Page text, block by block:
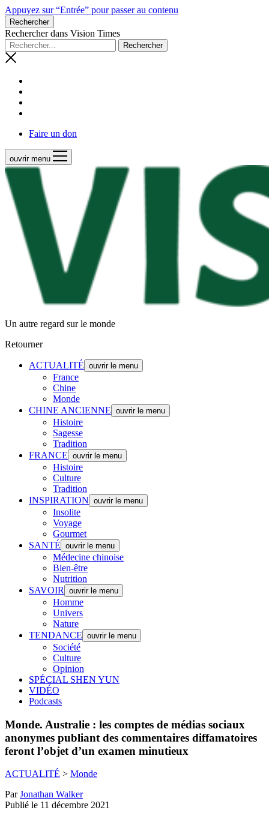
Appuyez sur “Entrée” pour passer au contenu
Rechercher
Rechercher dans Vision Times
Faire un don
ouvrir menu
Un autre regard sur le monde
Retourner
ACTUALITÉ ouvrir le menu
France
Chine
Monde
CHINE ANCIENNE ouvrir le menu
Histoire
Sagesse
Tradition
FRANCE ouvrir le menu
Histoire
Culture
Tradition
INSPIRATION ouvrir le menu
Insolite
Voyage
Gourmet
SANTÉ ouvrir le menu
Médecine chinoise
Bien-être
Nutrition
SAVOIR
ouvrir le menu
Homme
Univers
Nature
TENDANCE ouvrir le menu
Société
Culture
Opinion
SPÉCIAL SHEN YUN
VIDÉO
Podcasts
Monde. Australie : les comptes de médias sociaux
anonymes publiant des commentaires diffamatoires
feront l’objet d’un examen minutieux
ACTUALITÉ > Monde
ParJonathan Walker
Publié le 11 décembre 2021